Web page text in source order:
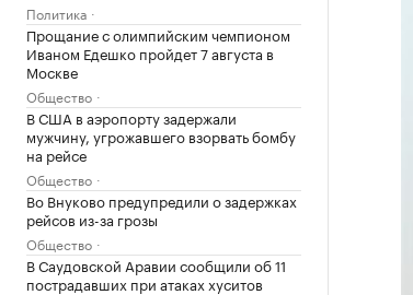
Политика
Прощание с олимпийским чемпионом
Иваном Едешко пройдет 7 августа в
Москве
Общество
В США в аэропорту задержали
мужчину, угрожавшего взорвать бомбу
на рейсе
Общество
Во Внуково предупредили о задержках
рейсов из-за грозы
Общество
В Саудовской Аравии сообщили об 11
пострадавших при атаках хуситов